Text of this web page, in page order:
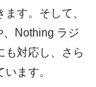
す。そして、
、Nothing ラジ
も対応し、さら
ます。